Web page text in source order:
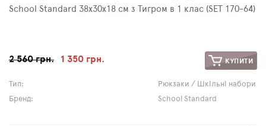
School Standard 38х30х18 см з Тигром в 1 клас (SET 170-64)
2 560 грн. 1 350 грн. КУПИТИ
Тип:
Рюкзаки / Шкільні набори
Бренд:
School Standard